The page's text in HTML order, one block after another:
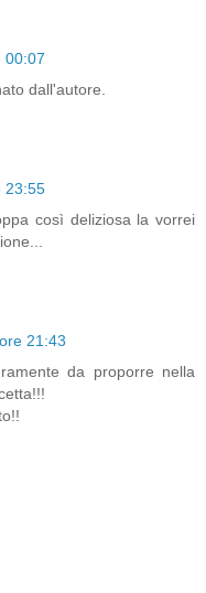
00:07
dall'autore.
23:55
così deliziosa la vorrei
21:43
da proporre nella